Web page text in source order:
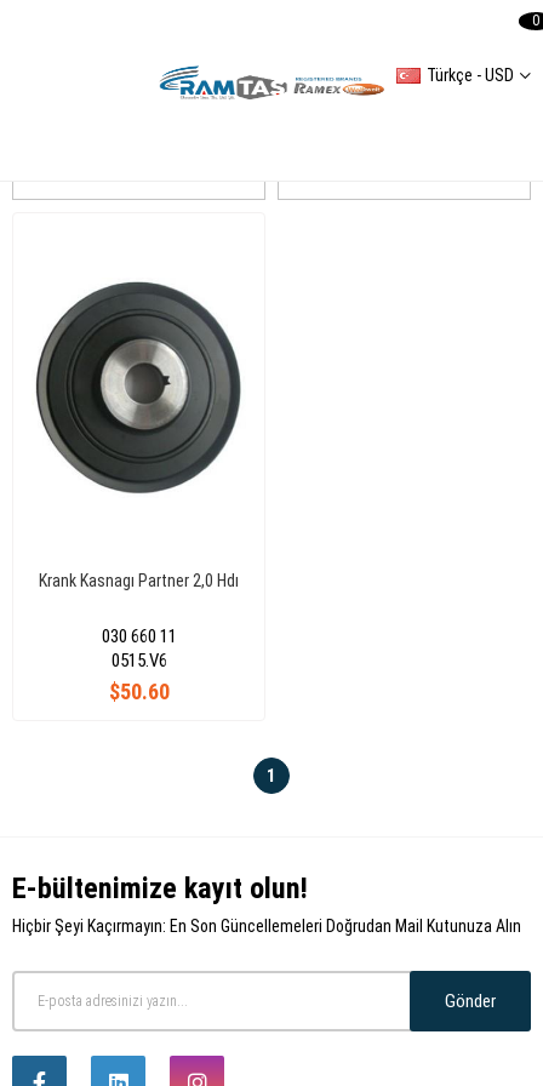
Türkçe - USD
0
Krank Kasnagı Partner 2,0 Hdı
030 660 11
$50.60
0515.V6
1
E-bültenimize kayıt olun!
Hiçbir Şeyi Kaçırmayın: En Son Güncellemeleri Doğrudan Mail Kutunuza Alın
Gönder